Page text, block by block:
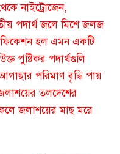
নাইট্রোজেন,
পদার্থ জলে মিশে জলজ
হল এমন একটি
পুষ্টিকর পদার্থগুলি
পরিমাণ বৃদ্ধি পায়
তলদেশের
জলাশয়ের মাছ মরে